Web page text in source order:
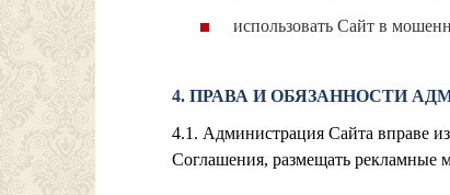
использовать Сайт в
4. ПРАВА И ОБЯЗАННОСТИ
4.1. Администрация Сайта вправе
Соглашения, размещать рекламные